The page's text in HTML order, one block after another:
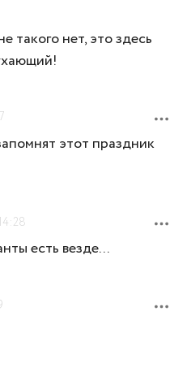
такого нет, это здесь
этот праздник
есть везде...